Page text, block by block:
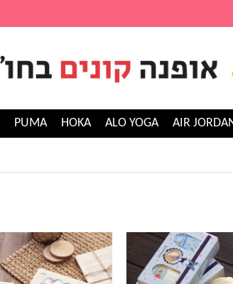
AIR
ALO YOGA
HOKA
PUMA
למוצר
יש